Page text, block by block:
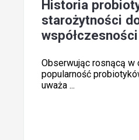
Historia
starożytności
współczesności
Obserwując rosnącą w
popularność
uważa ...